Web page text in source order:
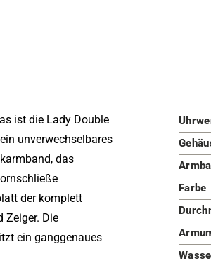
ist die Lady Double
unverwechselbares
das
der komplett
Zeiger. Die
ein ganggenaues
Farbe